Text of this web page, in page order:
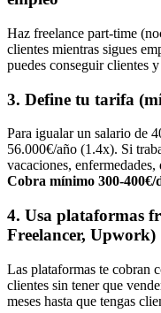
Haz freelance part-time
clientes mientras sigues
puedes conseguir clientes
3. Define tu tarifa
Para igualar un salario de
56.000€/año (1.4x). Si
vacaciones,
Cobra mínimo 300-400€/
4. Usa plataformas
Freelancer, Upwork)
Las plataformas te cobran
clientes sin tener que
meses hasta que tengas